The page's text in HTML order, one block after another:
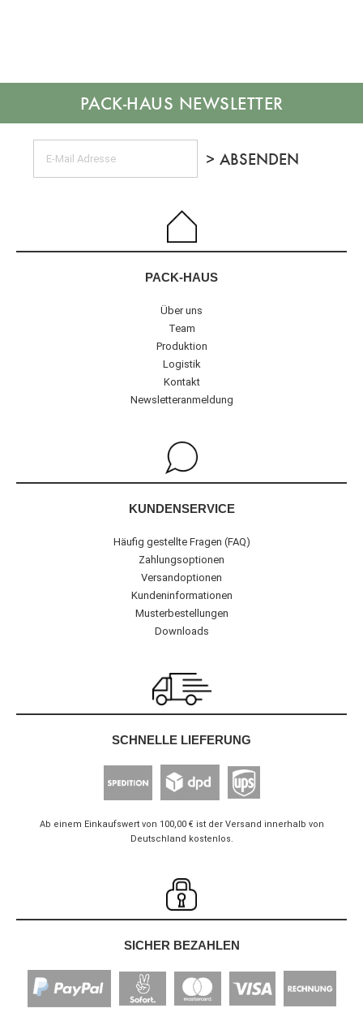
NEWSLETTER
PACK-HAUS
Über uns
Team
Produktion
Logistik
Kontakt
Newsletteranmeldung
KUNDENSERVICE
Häufig gestellte Fragen (FAQ)
Zahlungsoptionen
Versandoptionen
Kundeninformationen
Musterbestellungen
Downloads
SCHNELLE LIEFERUNG
Ab einem Einkaufswert von 100,00 € ist der Versand innerhalb von
Deutschland kostenlos.
SICHER BEZAHLEN